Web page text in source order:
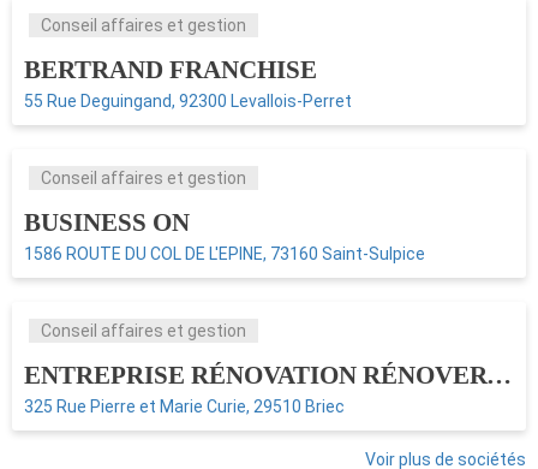
Conseil affaires et gestion
BERTRAND FRANCHISE
55 Rue Deguingand, 92300 Levallois-Perret
Conseil affaires et gestion
BUSINESS ON
1586 ROUTE DU COL DE L'EPINE, 73160 Saint-Sulpice
Conseil affaires et gestion
ENTREPRISE RÉNOVATION RÉNOVERT QUIMPER
325 Rue Pierre et Marie Curie, 29510 Briec
Voir plus de sociétés